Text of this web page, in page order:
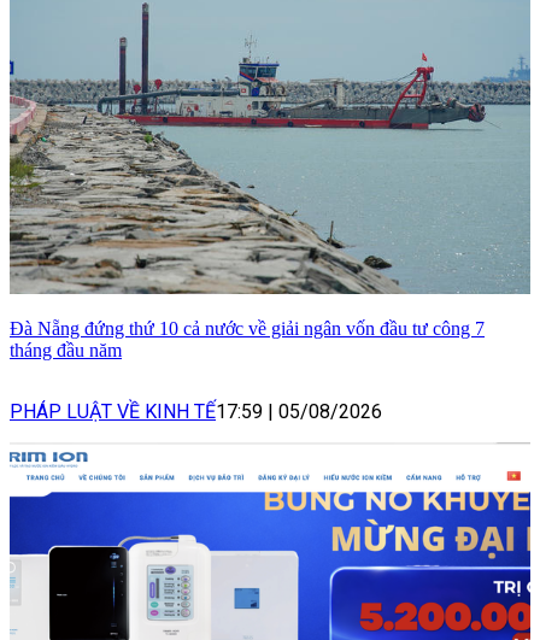
Đà Nẵng đứng thứ 10 cả nước về giải ngân vốn đầu tư công 7
tháng đầu năm
PHÁP LUẬT VỀ KINH TẾ17:59 | 05/08/2026